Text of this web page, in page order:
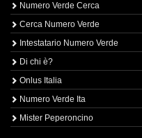
Numero Verde Cerca
Cerca Numero Verde
Intestatario Numero Verde
Di chi è?
Onlus Italia
Numero Verde Ita
Mister Peperoncino